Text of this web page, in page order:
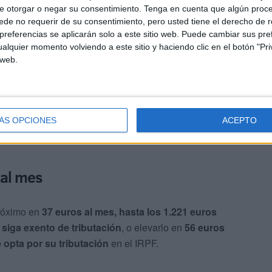
otorgar o negar su consentimiento. Tenga en cuenta que algún
no requerir de su consentimiento, pero usted tiene el derecho de
se aplicarán solo a este sitio web. Puede cambiar sus
momento volviendo a este sitio y haciendo clic en el botón
OPCIONES ACEPTO
una primera toma de contacto al respecto con
Comité de Expertos sobre el SMIen el que se
el caso de que no tributey un4,7% en caso de que
mes
en 37 euros al mes, hasta los 1.221 euros
exento de tributación, o elevarlo en 56 euros
opta por su tributación en el IRPF.